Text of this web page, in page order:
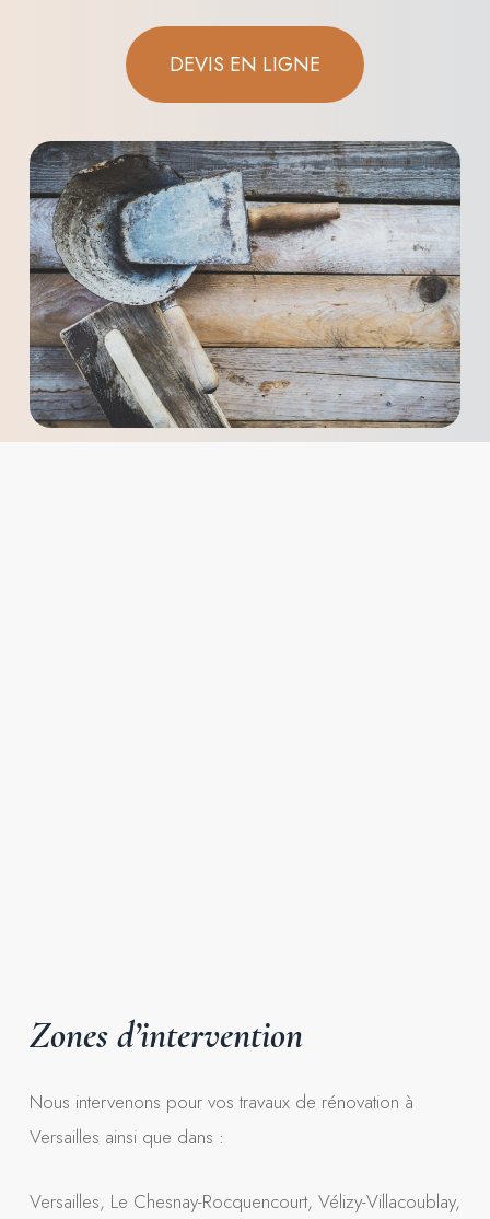
DEVIS EN LIGNE
Zonesd’intervention
Nous intervenons pour vos travaux de rénovation à
Versailles ainsi que dans :
Versailles, Le Chesnay-Rocquencourt, Vélizy-Villacoublay,